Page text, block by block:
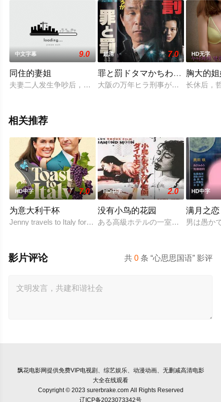
中文字幕 9.0
同住的妻姐
夫妻二人发生争吵后，真也的妻子回娘家了。家里顿时一片混
超清 7.0
罪と罰ドタマかちわったろかの
大阪の万年ヒラ刑事が東京に来てデ
HD无字
胸大的
长休后，
相关推荐
HD中字 7.0
为意大利干杯
Jenny travels to Italy for a special bottle of wine for her sister&#
HD中字 2.0
没有小鸟的花园
ある高級ホテルの一室に3組のカッ
HD中字
满月之恋
男は愚か
共0 条 “心思思国语” 影评
影片评论
飘花电影网提供免费VIP电视剧、综艺娱乐、动漫动画、无删减高清电影
大全在线观看
Copyright © 2023 surerbrake.com All Rights Reserved
辽ICP备2023073342号